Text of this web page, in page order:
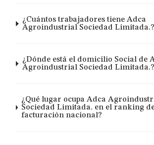
¿Cuántos trabajadores tiene Adca
Agroindustrial Sociedad Limitada.?
¿Dónde está el domicilio Social de
Agroindustrial Sociedad Limitada.?
¿Qué lugar ocupa Adca
Sociedad Limitada. en el ranking
facturación nacional?